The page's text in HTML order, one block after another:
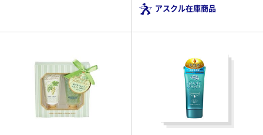
アスクル在庫商品